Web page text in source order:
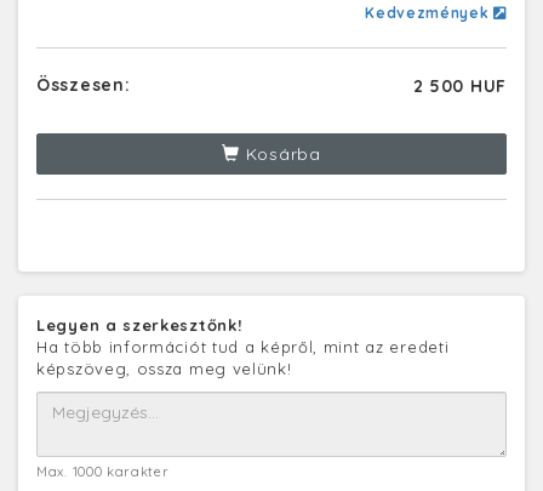
Kedvezmények
Összesen: 2 500 HUF
Kosárba
Legyen a szerkesztőnk!
Ha több információt tud a képről, mint az eredeti
képszöveg, ossza meg velünk!
Max. 1000 karakter